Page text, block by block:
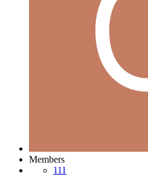
Members
111